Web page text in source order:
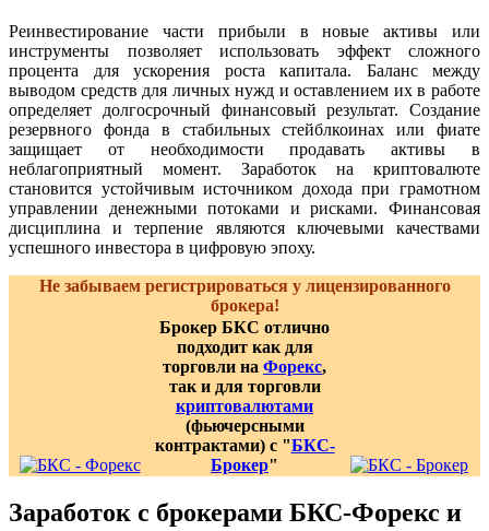
Реинвестирование части прибыли в новые активы или
инструменты позволяет использовать эффект сложного
процента для ускорения роста капитала. Баланс между
выводом средств для личных нужд и оставлением их в работе
определяет долгосрочный финансовый результат. Создание
резервного фонда в стабильных стейблкоинах или фиате
защищает от необходимости продавать активы в
неблагоприятный момент. Заработок на криптовалюте
становится устойчивым источником дохода при грамотном
управлении денежными потоками и рисками. Финансовая
дисциплина и терпение являются ключевыми качествами
успешного инвестора в цифровую эпоху.
Не забываем регистрироваться у лицензированного
брокера!
Брокер БКС отлично
подходит как для
торговли на Форекс,
так и для торговли
криптовалютами
(фьючерсными
контрактами) с "БКС-
Брокер"
Заработок с брокерами БКС-Форекс и